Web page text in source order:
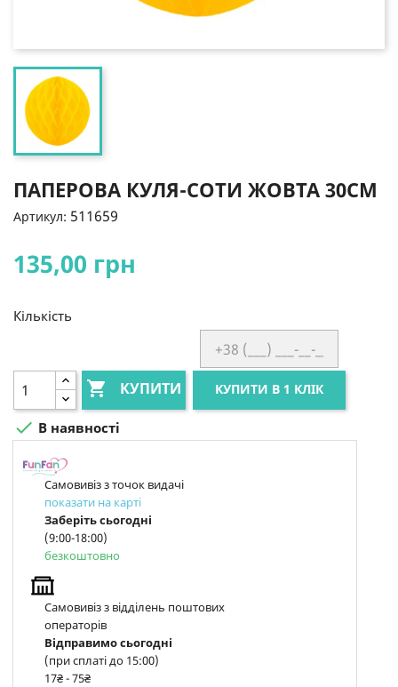
ПАПЕРОВА КУЛЯ-СОТИ ЖОВТА 30СМ
Артикул: 511659
135,00 грн
Кількість
 КУПИТИ КУПИТИ В 1 КЛІК
 В наявності
Самовивіз з точок видачі
показати на карті
Заберіть сьогодні
(9:00-18:00)
безкоштовно
Самовивіз з відділень поштових
операторів
Відправимо сьогодні
(при сплаті до 15:00)
17₴ - 75₴